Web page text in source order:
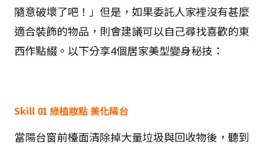
隨意破壞了吧！」但是，如果委託人家裡沒有甚麼
適合裝飾的物品，則會建議可以自己尋找喜歡的東
西作點綴。以下分享4個居家美型變身秘技：
Skill 01 綠植妝點 美化陽台
當陽台窗前檯面清除掉大量垃圾與回收物後，聽到